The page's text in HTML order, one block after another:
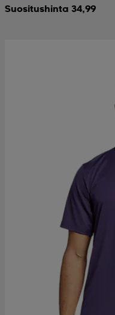
Suositushinta 34,99